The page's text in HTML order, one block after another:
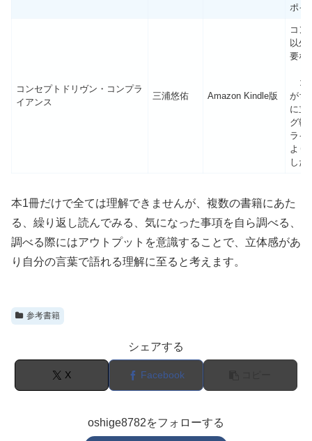
ポイ
コンセプトドリヴン・コンプラ
イアンス
三浦悠佑 Amazon Kindle版
コン
以外
要な
コ
がち
に立
グ執
ライ
より
した
本1冊だけで全ては理解できませんが、複数の書籍にあた
る、繰り返し読んでみる、気になった事項を自ら調べる、
調べる際にはアウトプットを意識することで、立体感があ
り自分の言葉で語れる理解に至ると考えます。
参考書籍
シェアする
X Facebook
oshige8782をフォローする